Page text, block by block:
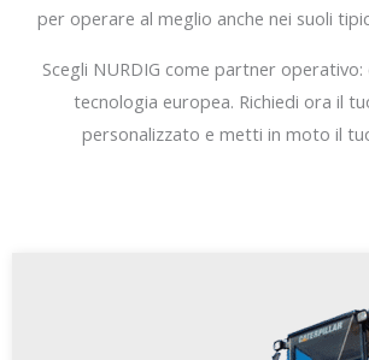
per operare al meglio anche nei suoli
Scegli NURDIG come partner operativo:
tecnologia europea. Richiedi ora il
personalizzato e metti in moto il